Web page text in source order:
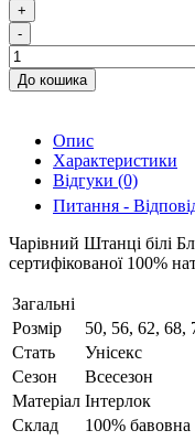
+
-
До кошика
Опис
Характеристики
Відгуки (0)
Питання -
Чарівний Штанці білі
сертифікованої 100%
Загальні
Розмір
50, 56, 62, 68,
Стать
Унісекс
Сезон
Всесезон
Матеріал Інтерлок
Склад
100% бавовна